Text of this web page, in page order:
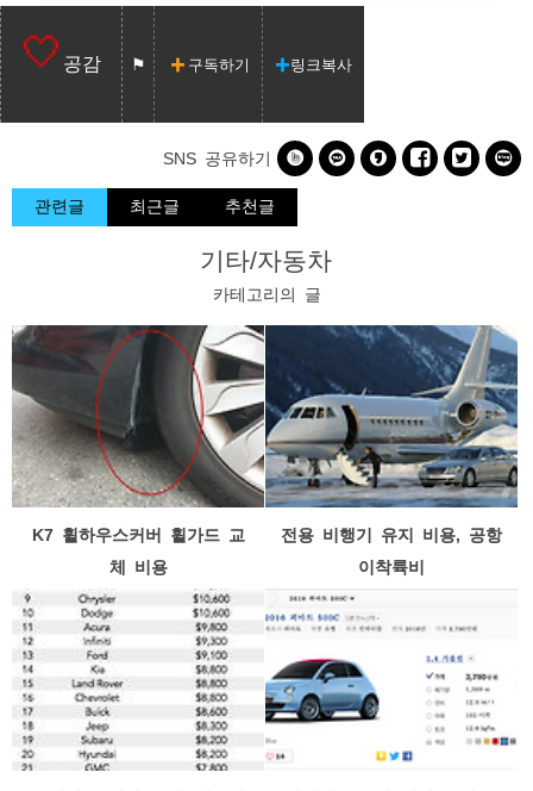
공감 구독하기 링크복사
SNS 공유하기      
관련글 최근글 추천글
기타/자동차
카테고리의 글
K7 휠하우스커버 휠가드 교
체 비용
전용 비행기 유지 비용, 공항
이착륙비